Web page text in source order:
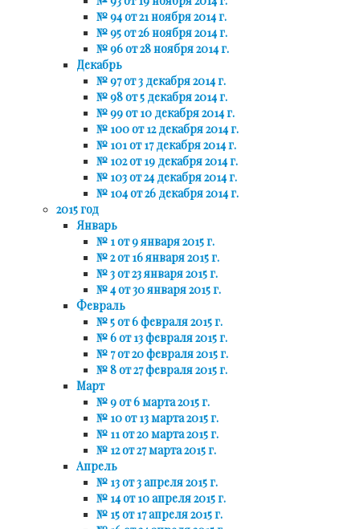
№ 94 от 21 ноября 2014 г.
№ 95 от 26 ноября 2014 г.
№ 96 от 28 ноября 2014 г.
Декабрь
№ 97 от 3 декабря 2014 г.
№ 98 от 5 декабря 2014 г.
№ 99 от 10 декабря 2014 г.
№ 100 от 12 декабря 2014 г.
№ 101 от 17 декабря 2014 г.
№ 102 от 19 декабря 2014 г.
№ 103 от 24 декабря 2014 г.
№ 104 от 26 декабря 2014 г.
2015 год
Январь
№ 1 от 9 января 2015 г.
№ 2 от 16 января 2015 г.
№ 3 от 23 января 2015 г.
№ 4 от 30 января 2015 г.
Февраль
№ 5 от 6 февраля 2015 г.
№ 6 от 13 февраля 2015 г.
№ 7 от 20 февраля 2015 г.
№ 8 от 27 февраля 2015 г.
Март
№ 9 от 6 марта 2015 г.
№ 10 от 13 марта 2015 г.
№ 11 от 20 марта 2015 г.
№ 12 от 27 марта 2015 г.
Апрель
№ 13 от 3 апреля 2015 г.
№ 14 от 10 апреля 2015 г.
№ 15 от 17 апреля 2015 г.